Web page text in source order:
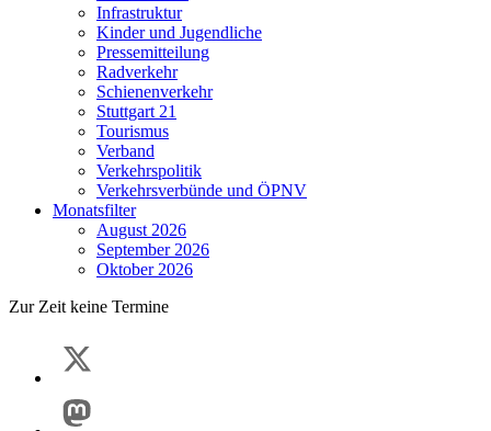
Infrastruktur
Kinder und Jugendliche
Pressemitteilung
Radverkehr
Schienenverkehr
Stuttgart 21
Tourismus
Verband
Verkehrspolitik
Verkehrsverbünde und ÖPNV
Monatsfilter
August 2026
September 2026
Oktober 2026
Zur Zeit keine Termine